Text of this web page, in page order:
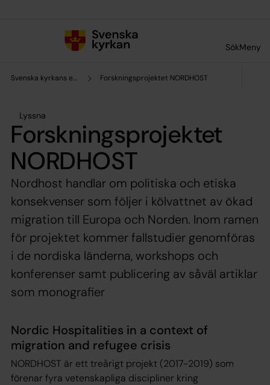
SökMeny
Svenska kyrkans enhet för forskning och analys Forskningsprojektet NORDHOST
Lyssna
Forskningsprojektet
NORDHOST
Nordhost handlar om politiska och etiska
konsekvenser som följer i kölvattnet av ökad
migration till Europa och Norden. Inom ramen
för projektet kommer fallstudier genomföras
i de nordiska länderna, workshops och
konferenser samt publicering av såväl artiklar
som monografier
Nordic Hospitalities in a context of
migration and refugee crisis
NORDHOST är ett treårigt projekt (2017-2019) som
förenar fyra vetenskapliga discipliner kring